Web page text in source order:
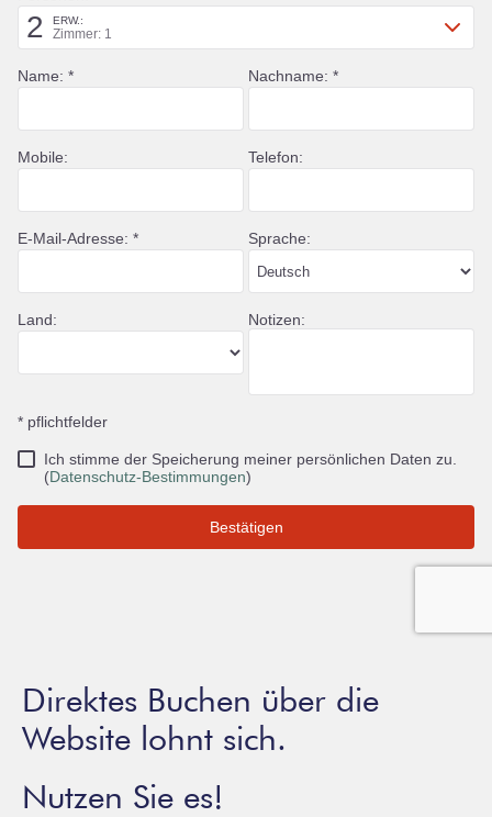
Direktes Buchen über die
Website lohnt sich.
Nutzen Sie es!